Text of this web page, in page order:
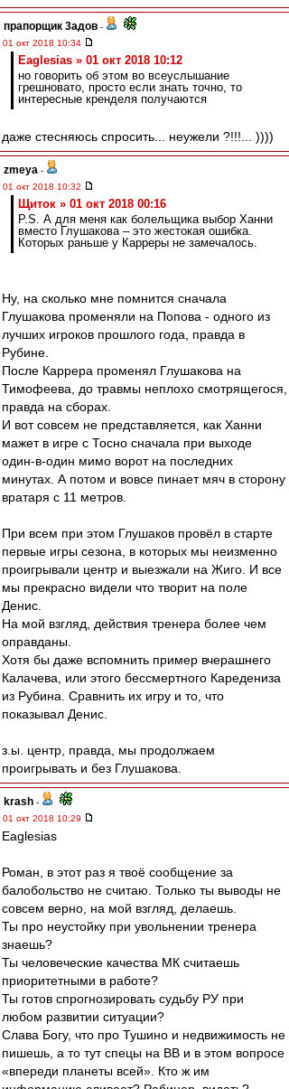
прапорщик 3адoв -
01 окт 2018 10:34
Eaglesias » 01 окт 2018 10:12
но говорить об этом во всеуслышание
грешновато, просто если знать точно, то
интересные кренделя получаются
даже стесняюсь спросить... неужели ?!!!... ))))
zmeya -
01 окт 2018 10:32
Щиток » 01 окт 2018 00:16
P.S. А для меня как болельщика выбор Ханни
вместо Глушакова – это жестокая ошибка.
Которых раньше у Карреры не замечалось.
Ну, на сколько мне помнится сначала
Глушакова променяли на Попова - одного из
лучших игроков прошлого года, правда в
Рубине.
После Каррера променял Глушакова на
Тимофеева, до травмы неплохо смотрящегося,
правда на сборах.
И вот совсем не представляется, как Ханни
мажет в игре с Тосно сначала при выходе
один-в-один мимо ворот на последних
минутах. А потом и вовсе пинает мяч в сторону
вратаря с 11 метров.
При всем при этом Глушаков провёл в старте
первые игры сезона, в которых мы неизменно
проигрывали центр и выезжали на Жиго. И все
мы прекрасно видели что творит на поле
Денис.
На мой взгляд, действия тренера более чем
оправданы.
Хотя бы даже вспомнить пример вчерашнего
Калачева, или этого бессмертного Каредениза
из Рубина. Сравнить их игру и то, что
показывал Денис.
з.ы. центр, правда, мы продолжаем
проигрывать и без Глушакова.
krash -
01 окт 2018 10:29
Eaglesias
Роман, в этот раз я твоё сообщение за
балобольство не считаю. Только ты выводы не
совсем верно, на мой взгляд, делаешь.
Ты про неустойку при увольнении тренера
знаешь?
Ты человеческие качества МК считаешь
приоритетными в работе?
Ты готов спрогнозировать судьбу РУ при
любом развитии ситуации?
Слава Богу, что про Тушино и недвижимость не
пишешь, а то тут спецы на ВВ и в этом вопросе
«впереди планеты всей». Кто ж им